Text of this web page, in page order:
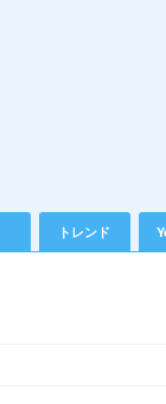
トレンド